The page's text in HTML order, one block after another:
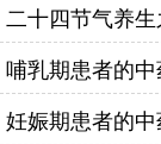
二十四节气养
哺乳期患者的
妊娠期患者的